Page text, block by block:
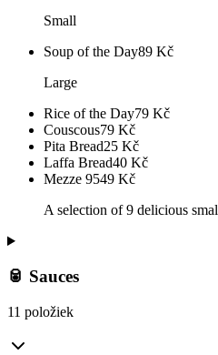
Small
Soup of the Day89 Kč
Large
Rice of the Day79 Kč
Couscous79 Kč
Pita Bread25 Kč
Laffa Bread40 Kč
Mezze 9549 Kč
A selection of 9 delicious
🥫 Sauces
11 položiek